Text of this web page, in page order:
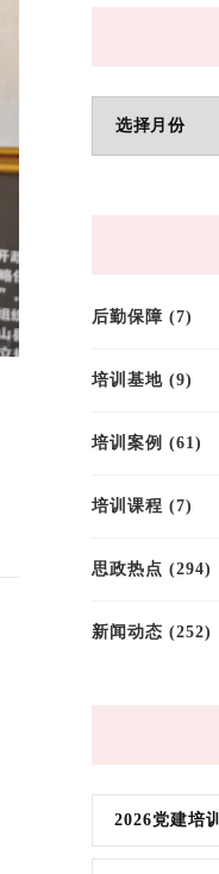
章
后勤保障 (7)
培训基地 (9)
培训案例 (61)
培训课程 (7)
思政热点 (294)
新闻动态 (252)
2026党建培